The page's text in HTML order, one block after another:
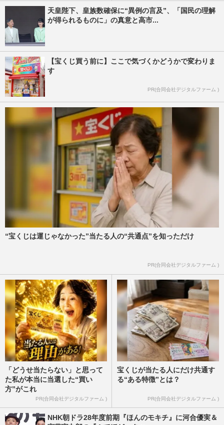
天皇陛下、皇族数確保に“異例の言及”、「国民の理解
が得られるものに」の真意と高市...
【宝くじ買う前に】ここで気づくかどうかで変わりま
す
PR(合同会社デジタルファーム )
“宝くじは運じゃなかった”当たる人の“共通点”を知っただけ
PR(合同会社デジタルファーム )
「どうせ当たらない」と思って
た私が本当に当選した“買い
方”がこれ
PR(合同会社デジタルファーム )
宝くじが当たる人にだけ共通す
る“ある特徴”とは？
PR(合同会社デジタルファーム )
NHK朝ドラ28年度前期『ほんのモキチ』に河合優実＆